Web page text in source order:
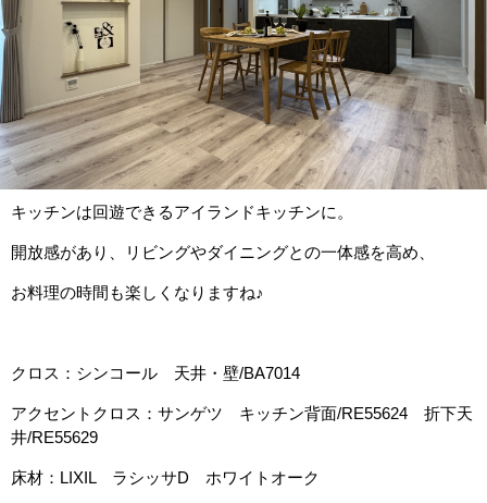
キッチンは回遊できるアイランドキッチンに。
開放感があり、リビングやダイニングとの一体感を高め、
お料理の時間も楽しくなりますね♪
クロス：シンコール 天井・壁/BA7014
アクセントクロス：サンゲツ キッチン背面/RE55624 折下天
井/RE55629
床材：LIXIL ラシッサD ホワイトオーク